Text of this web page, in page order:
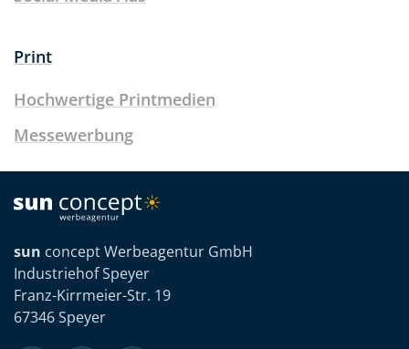
Print
Hochwertige Printmedien
Messewerbung
sun concept Werbeagentur GmbH
Industriehof Speyer
Franz-Kirrmeier-Str. 19
67346 Speyer